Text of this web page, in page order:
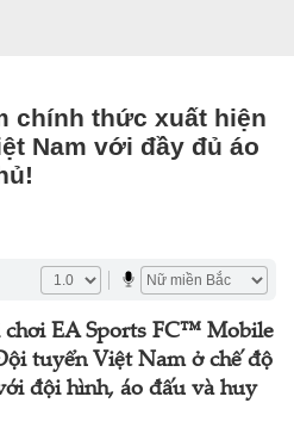
chính thức xuất hiện
Nam với đầy đủ áo
chơi EA Sports FC™ Mobile
tuyển Việt Nam ở chế độ
đội hình, áo đấu và huy